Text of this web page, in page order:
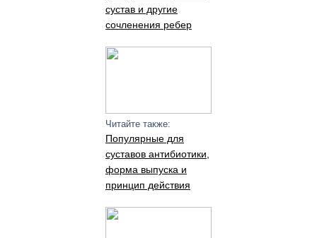
сустав и другие
сочленения ребер
Читайте также:
Популярные для
суставов антибиотики,
форма выпуска и
принцип действия